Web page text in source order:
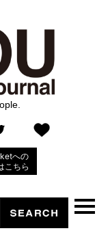
への
こちら